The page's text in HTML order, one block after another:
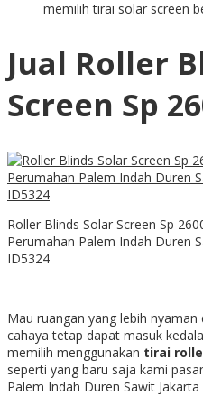
memilih tirai solar screen
Jual Roller
Screen Sp
Roller Blinds Solar Screen Sp
Perumahan Palem Indah Duren
ID5324
Mau ruangan yang lebih
cahaya tetap dapat masuk
memilih menggunakan tirai
seperti yang baru saja kami
Palem Indah Duren Sawit Jakarta